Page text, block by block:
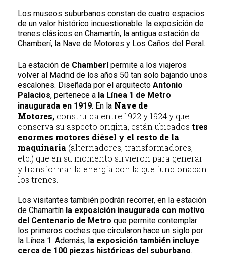
Los museos suburbanos constan de cuatro espacios
de un valor histórico incuestionable: la exposición de
trenes clásicos en Chamartín, la antigua estación de
Chamberí, la Nave de Motores y Los Caños del Peral.
La estación de Chamberípermite a los viajeros
volver al Madrid de los años 50 tan solo bajando unos
escalones. Diseñada por el arquitecto Antonio
Palacios, pertenece a la Línea 1 de Metro
inaugurada en 1919. En la Nave de
Motores, construida entre 1922 y 1924 y que
conserva su aspecto origina, están ubicados tres
enormes motores diésel y el resto de la
maquinaria (alternadores, transformadores,
etc.) que en su momento sirvieron para generar
y transformar la energía con la que funcionaban
los trenes.
Los visitantes también podrán recorrer, en la estación
de Chamartín la exposición inaugurada con motivo
del Centenario de Metro que permite contemplar
los primeros coches que circularon hace un siglo por
la Línea 1. Además, la exposición también incluye
cerca de 100 piezas históricas del suburbano.